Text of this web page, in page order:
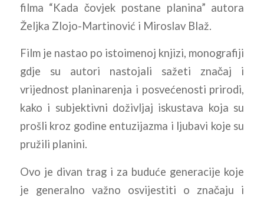
filma “Kada čovjek postane planina” autora
Željka Zlojo-Martinović i Miroslav Blaž.
Film je nastao po istoimenoj knjizi, monografiji
gdje su autori nastojali sažeti značaj i
vrijednost planinarenja i posvećenosti prirodi,
kako i subjektivni doživljaj iskustava koja su
prošli kroz godine entuzijazma i ljubavi koje su
pružili planini.
Ovo je divan trag i za buduće generacije koje
je generalno važno osvijestiti o značaju i